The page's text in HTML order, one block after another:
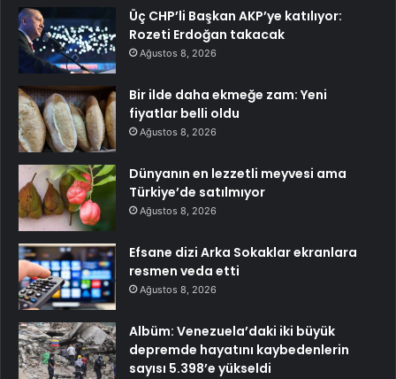
Üç CHP’li Başkan AKP’ye katılıyor:
Rozeti Erdoğan takacak
Ağustos 8, 2026
Bir ilde daha ekmeğe zam: Yeni
fiyatlar belli oldu
Ağustos 8, 2026
Dünyanın en lezzetli meyvesi ama
Türkiye’de satılmıyor
Ağustos 8, 2026
Efsane dizi Arka Sokaklar ekranlara
resmen veda etti
Ağustos 8, 2026
Albüm: Venezuela’daki iki büyük
depremde hayatını kaybedenlerin
sayısı 5.398’e yükseldi